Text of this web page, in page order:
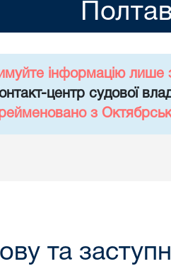
інформацію лише
центр судової
з
та